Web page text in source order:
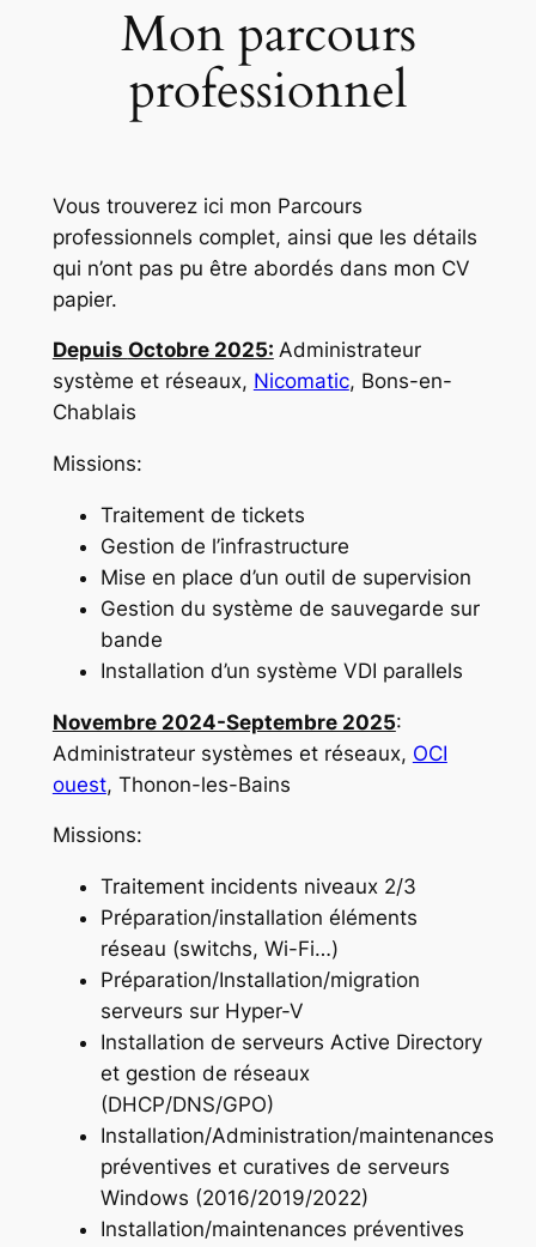
Mon parcours
professionnel
Vous trouverez ici mon Parcours
professionnels complet, ainsi que les détails
qui n’ont pas pu être abordés dans mon CV
papier.
Depuis Octobre 2025: Administrateur
système et réseaux, Nicomatic, Bons-en-
Chablais
Missions:
Traitement de tickets
Gestion de l’infrastructure
Mise en place d’un outil de supervision
Gestion du système de sauvegarde sur
bande
Installation d’un système VDI parallels
Novembre 2024-Septembre 2025:
Administrateur systèmes et réseaux, OCI
ouest, Thonon-les-Bains
Missions:
Traitement incidents niveaux 2/3
Préparation/installation éléments
réseau (switchs, Wi-Fi…)
Préparation/Installation/migration
serveurs sur Hyper-V
Installation de serveurs Active Directory
et gestion de réseaux
(DHCP/DNS/GPO)
Installation/Administration/maintenances
préventives et curatives de serveurs
Windows (2016/2019/2022)
Installation/maintenances préventives